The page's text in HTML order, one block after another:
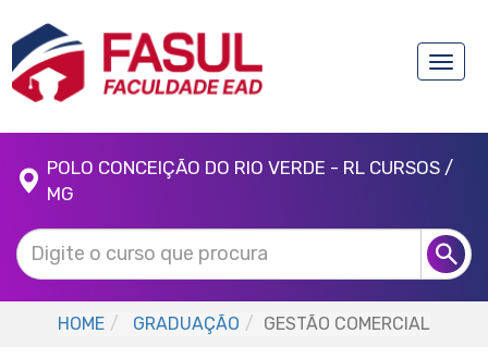
Toggle
POLO CONCEIÇÃO DO RIO VERDE - RL CURSOS /
MG
HOME GRADUAÇÃO GESTÃO COMERCIAL